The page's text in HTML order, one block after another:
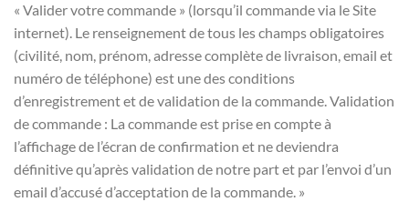
« Valider votre commande » (lorsqu’il commande via le Site
internet). Le renseignement de tous les champs obligatoires
(civilité, nom, prénom, adresse complète de livraison, email et
numéro de téléphone) est une des conditions
d’enregistrement et de validation de la commande. Validation
de commande : La commande est prise en compte à
l’affichage de l’écran de confirmation et ne deviendra
définitive qu’après validation de notre part et par l’envoi d’un
email d’accusé d’acceptation de la commande. »